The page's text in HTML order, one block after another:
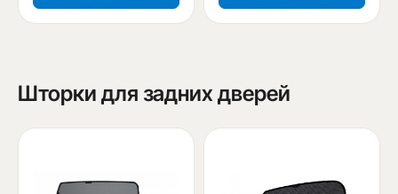
Шторки для задних дверей